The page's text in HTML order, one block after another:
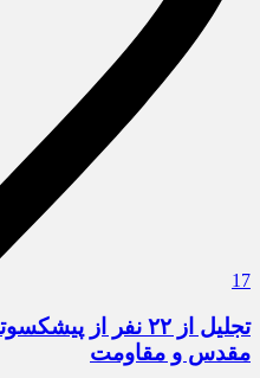
17
تجلیل از ۲۲ نفر
مقدس و مقاومت